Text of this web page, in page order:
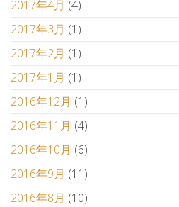
2017年4月 (4)
2017年3月 (1)
2017年2月 (1)
2017年1月 (1)
2016年12月 (1)
2016年11月 (4)
2016年10月 (6)
2016年9月 (11)
2016年8月 (10)